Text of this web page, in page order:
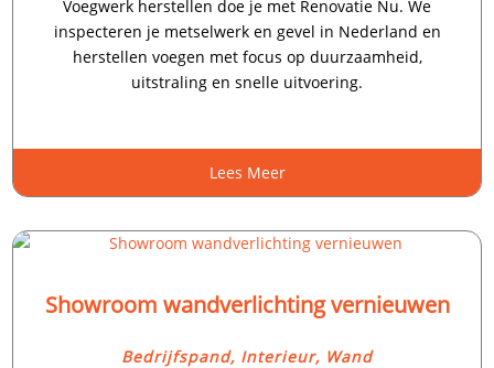
Voegwerk herstellen doe je met Renovatie Nu.​ We
inspecteren je metselwerk en gevel in Nederland en
herstellen voegen met focus op duurzaamheid,
uitstraling en snelle uitvoering.​
Lees Meer
Showroom wandverlichting vernieuwen
Bedrijfspand, Interieur, Wand